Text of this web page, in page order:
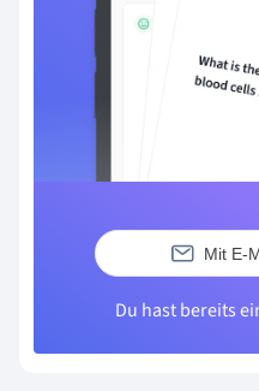
Mit E-
Du hast bereits